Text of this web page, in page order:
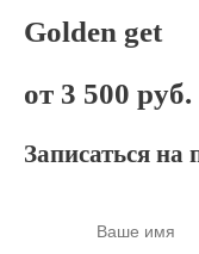
Golden get
от 3 500 руб.
Записаться на